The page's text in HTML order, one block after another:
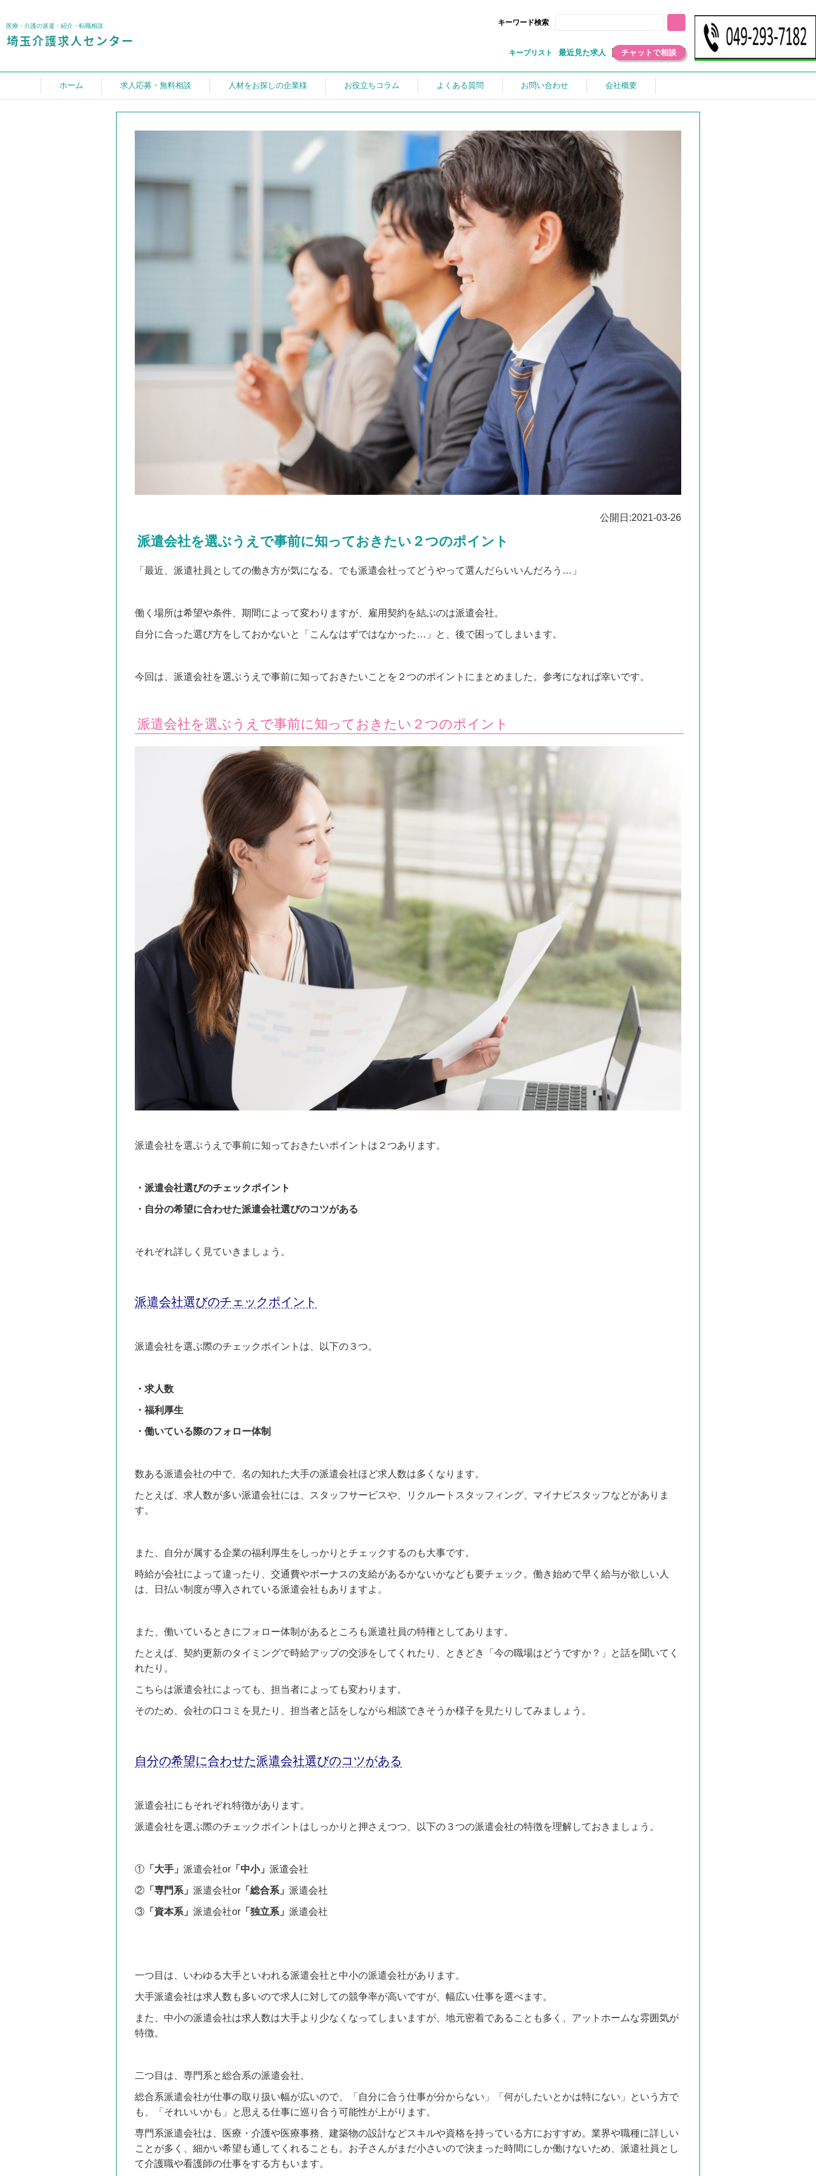
医療・介護の派遣・紹介・転職相談 キーワード検索
キープリスト 最近見た求人 チャットで相談
ホーム 求人応募・無料相談 人材をお探しの企業様 お役立ちコラム よくある質問 お問い合わせ 会社概要
公開日:2021-03-26
派遣会社を選ぶうえで事前に知っておきたい２つのポイント
「最近、派遣社員としての働き方が気になる。でも派遣会社ってどうやって選んだらいいんだろう…」
働く場所は希望や条件、期間によって変わりますが、雇用契約を結ぶのは派遣会社。
自分に合った選び方をしておかないと「こんなはずではなかった…」と、後で困ってしまいます。
今回は、派遣会社を選ぶうえで事前に知っておきたいことを２つのポイントにまとめました。参考になれば幸いです。
派遣会社を選ぶうえで事前に知っておきたい２つのポイント
派遣会社を選ぶうえで事前に知っておきたいポイントは２つあります。
・派遣会社選びのチェックポイント
・自分の希望に合わせた派遣会社選びのコツがある
それぞれ詳しく見ていきましょう。
派遣会社選びのチェックポイント
派遣会社を選ぶ際のチェックポイントは、以下の３つ。
・求人数
・福利厚生
・働いている際のフォロー体制
数ある派遣会社の中で、名の知れた大手の派遣会社ほど求人数は多くなります。
たとえば、求人数が多い派遣会社には、スタッフサービスや、リクルートスタッフィング、マイナビスタッフなどがありま
す。
また、自分が属する企業の福利厚生をしっかりとチェックするのも大事です。
時給が会社によって違ったり、交通費やボーナスの支給があるかないかなども要チェック。働き始めで早く給与が欲しい人
は、日払い制度が導入されている派遣会社もありますよ。
また、働いているときにフォロー体制があるところも派遣社員の特権としてあります。
たとえば、契約更新のタイミングで時給アップの交渉をしてくれたり、ときどき「今の職場はどうですか？」と話を聞いてく
れたり。
こちらは派遣会社によっても、担当者によっても変わります。
そのため、会社の口コミを見たり、担当者と話をしながら相談できそうか様子を見たりしてみましょう。
自分の希望に合わせた派遣会社選びのコツがある
派遣会社にもそれぞれ特徴があります。
派遣会社を選ぶ際のチェックポイントはしっかりと押さえつつ、以下の３つの派遣会社の特徴を理解しておきましょう。
① 「大手」 派遣会社or 「中小」 派遣会社
② 「専門系」 派遣会社or 「総合系」 派遣会社
③ 「資本系」 派遣会社or 「独立系」 派遣会社
一つ目は、いわゆる大手といわれる派遣会社と中小の派遣会社があります。
大手派遣会社は求人数も多いので求人に対しての競争率が高いですが、幅広い仕事を選べます。
また、中小の派遣会社は求人数は大手より少なくなってしまいますが、地元密着であることも多く、アットホームな雰囲気が
特徴。
二つ目は、専門系と総合系の派遣会社。
総合系派遣会社が仕事の取り扱い幅が広いので、「自分に合う仕事が分からない」「何がしたいとかは特にない」という方で
も、「それいいかも」と思える仕事に巡り合う可能性が上がります。
専門系派遣会社は、医療・介護や医療事務、建築物の設計などスキルや資格を持っている方におすすめ。業界や職種に詳しい
ことが多く、細かい希望も通してくれることも。お子さんがまだ小さいので決まった時間にしか働けないため、派遣社員とし
て介護職や看護師の仕事をする方もいます。